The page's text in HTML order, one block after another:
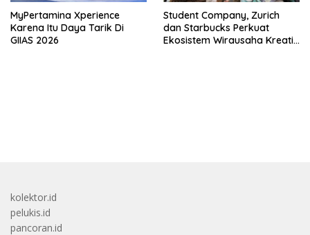
MyPertamina Xperience
Karena Itu Daya Tarik Di
GIIAS 2026
Student Company, Zurich
dan Starbucks Perkuat
Ekosistem Wirausaha Kreatif
kolektor.id
pelukis.id
pancoran.id